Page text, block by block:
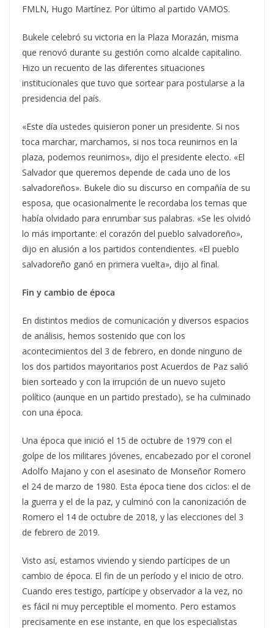
FMLN, Hugo Martínez. Por último al partido VAMOS.
Bukele celebró su victoria en la Plaza Morazán, misma
que renovó durante su gestión como alcalde capitalino.
Hizo un recuento de las diferentes situaciones
institucionales que tuvo que sortear para postularse a la
presidencia del país.
«Este día ustedes quisieron poner un presidente. Si nos
toca marchar, marchamos, si nos toca reunirnos en la
plaza, podemos reunirnos», dijo el presidente electo. «El
Salvador que queremos depende de cada uno de los
salvadoreños». Bukele dio su discurso en compañía de su
esposa, que ocasionalmente le recordaba los temas que
había olvidado para enrumbar sus palabras. «Se les olvidó
lo más importante: el corazón del pueblo salvadoreño»,
dijo en alusión a los partidos contendientes. «El pueblo
salvadoreño ganó en primera vuelta», dijo al final.
Fin y cambio de época
En distintos medios de comunicación y diversos espacios
de análisis, hemos sostenido que con los
acontecimientos del 3 de febrero, en donde ninguno de
los dos partidos mayoritarios post Acuerdos de Paz salió
bien sorteado y con la irrupción de un nuevo sujeto
político (aunque en un partido prestado), se ha culminado
con una época.
Una época que inició el 15 de octubre de 1979 con el
golpe de los militares jóvenes, encabezado por el coronel
Adolfo Majano y con el asesinato de Monseñor Romero
el 24 de marzo de 1980. Esta época tiene dos ciclos: el de
la guerra y el de la paz, y culminó con la canonización de
Romero el 14 de octubre de 2018, y las elecciones del 3
de febrero de 2019.
Visto así, estamos viviendo y siendo partícipes de un
cambio de época. El fin de un período y el inicio de otro.
Cuando eres testigo, partícipe y observador a la vez, no
es fácil ni muy perceptible el momento. Pero estamos
precisamente en ese instante, en que los especialistas